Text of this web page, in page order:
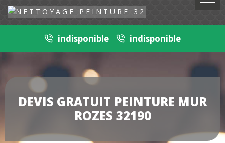
indisponible indisponible
DEVIS GRATUIT PEINTURE MUR
ROZES 32190